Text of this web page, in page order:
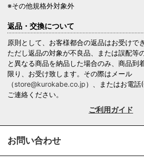
※その他規格外対象外
返品・交換について
原則として、お客様都合の返品はお受けで
ただし返品の対象が不良品、または誤配等
と異なる商品を納品した場合のみ、商品到
限り、お受け致します。その際はメール
（store@kurokabe.co.jp）、またはお電話(
ご連絡ください。
ご利用ガイド
お問い合わせ